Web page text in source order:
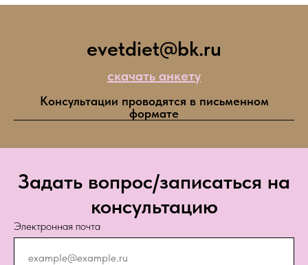
evetdiet@bk.ru
скачать анкету
Консультации проводятся в письменном
формате
Задать вопрос/записаться на
консультацию
Электронная почта